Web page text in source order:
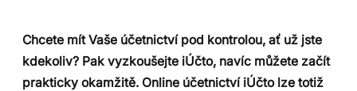
Chcete mít Vaše účetnictví pod kontrolou, ať už jste
kdekoliv? Pak vyzkoušejte iÚčto, navíc můžete začít
prakticky okamžitě. Online účetnictví iÚčto lze totiž